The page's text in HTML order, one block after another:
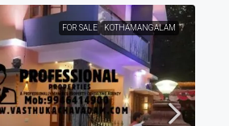
FOR SALE KOTHAMANGALAM